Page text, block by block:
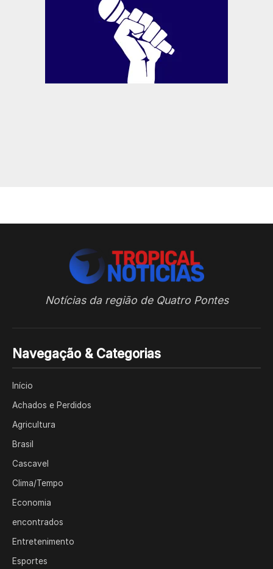
Notícias da região de Quatro Pontes
Navegação & Categorias
Início
Achados e Perdidos
Agricultura
Brasil
Cascavel
Clima/Tempo
Economia
encontrados
Entretenimento
Esportes